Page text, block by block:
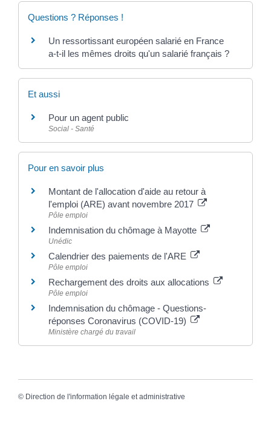
Questions ? Réponses !
Un ressortissant européen salarié en France
a-t-il les mêmes droits qu'un salarié français ?
Et aussi
Pour un agent public
Social - Santé
Pour en savoir plus
Montant de l'allocation d'aide au retour à
l'emploi (ARE) avant novembre 2017
Pôle emploi
Indemnisation du chômage à Mayotte
Unédic
Calendrier des paiements de l'ARE
Pôle emploi
Rechargement des droits aux allocations
Pôle emploi
Indemnisation du chômage - Questions-
réponses Coronavirus (COVID-19)
Ministère chargé du travail
© Direction de l'information légale et administrative